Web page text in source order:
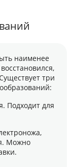
наименее
три
Подходит для
Можно